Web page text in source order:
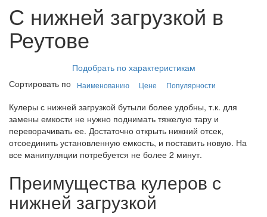
С нижней загрузкой в
Реутове
Подобрать по характеристикам
Сортировать по
Наименованию Цене Популярности
Кулеры с нижней загрузкой бутыли более удобны, т.к. для
замены емкости не нужно поднимать тяжелую тару и
переворачивать ее. Достаточно открыть нижний отсек,
отсоединить установленную емкость, и поставить новую. На
все манипуляции потребуется не более 2 минут.
Преимущества кулеров с
нижней загрузкой